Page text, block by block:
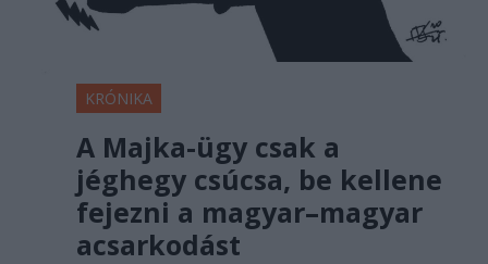
KRÓNIKA
A Majka-ügy csak a
jéghegy csúcsa, be kellene
fejezni a magyar–magyar
acsarkodást